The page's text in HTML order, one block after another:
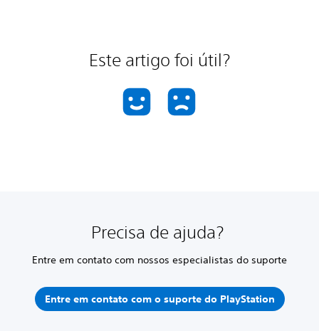
Este artigo foi útil?
Precisa de ajuda?
Entre em contato com nossos especialistas do suporte
Entre em contato com o suporte do PlayStation